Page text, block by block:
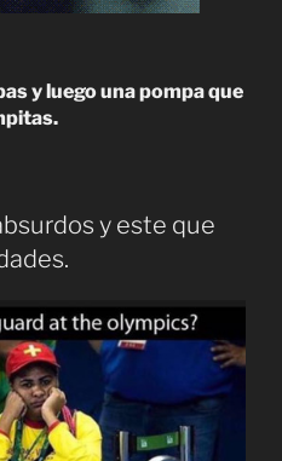
y luego una pompa que
y este que